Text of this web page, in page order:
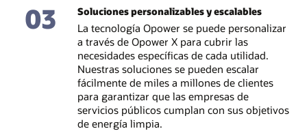
03 Soluciones personalizables y escalables
La tecnología Opower se puede personalizar
a través de Opower X para cubrir las
necesidades específicas de cada utilidad.
Nuestras soluciones se pueden escalar
fácilmente de miles a millones de clientes
para garantizar que las empresas de
servicios públicos cumplan con sus objetivos
de energía limpia.